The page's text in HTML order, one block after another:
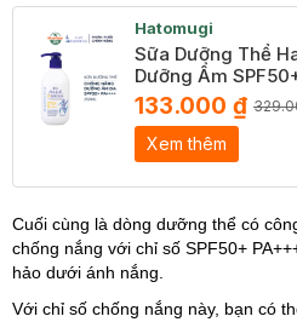
Hatomugi
Sữa Dưỡng Thể
Dưỡng Ẩm
133.000 ₫
Xem thêm
Cuối cùng là dòng dưỡng thể có
chống nắng với chỉ số SPF50+
hảo dưới ánh nắng.
Với chỉ số chống nắng này, bạn có